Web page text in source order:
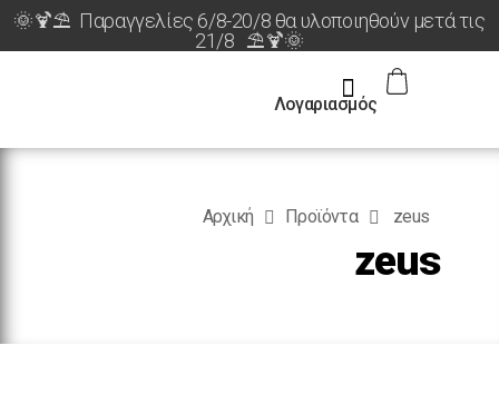
🌞🍹⛱️ Παραγγελίες 6/8-20/8 θα υλοποιηθούν μετά τις
21/8 ⛱️🍹🌞
Λογαριασμός
Αρχική Προϊόντα zeus
zeus